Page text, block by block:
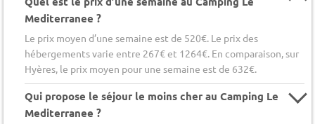
Mediterranee ?
Le prix moyen d’une semaine est de 520€. Le prix des
hébergements varie entre 267€ et 1264€. En comparaison, sur
Hyères, le prix moyen pour une semaine est de 632€.
Qui propose le séjour le moins cher au Camping Le
Mediterranee ?